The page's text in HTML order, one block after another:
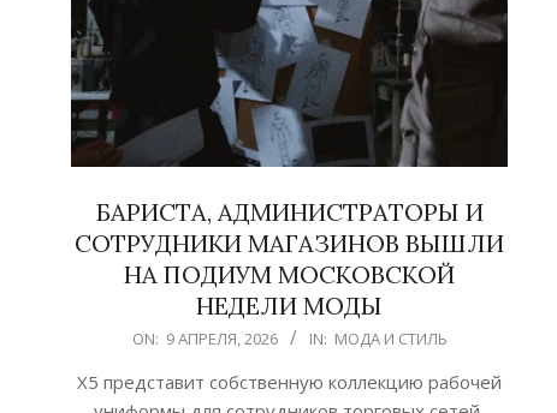
БАРИСТА, АДМИНИСТРАТОРЫ И
СОТРУДНИКИ МАГАЗИНОВ ВЫШЛИ
НА ПОДИУМ МОСКОВСКОЙ
НЕДЕЛИ МОДЫ
09
ON: 9 АПРЕЛЯ, 2026 IN: МОДА И СТИЛЬ
Х5 представит собственную коллекцию рабочей